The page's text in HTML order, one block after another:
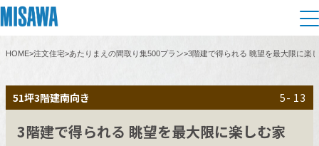
住まい
建てる [注文住宅]
土地活用
HOME>注文住宅>あたりまえの間取り集500プラン>3階建で得られる 眺望を最大限に楽
51坪3階建南向き 5- 13
3階建で得られる 眺望を最大限に楽しむ家